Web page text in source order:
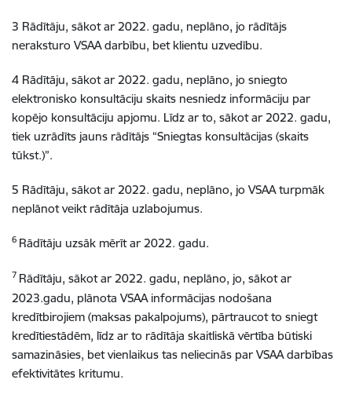
3 Rādītāju, sākot ar 2022. gadu, neplāno, jo rādītājs
neraksturo VSAA darbību, bet klientu uzvedību.
4 Rādītāju, sākot ar 2022. gadu, neplāno, jo sniegto
elektronisko konsultāciju skaits nesniedz informāciju par
kopējo konsultāciju apjomu. Līdz ar to, sākot ar 2022. gadu,
tiek uzrādīts jauns rādītājs “Sniegtas konsultācijas (skaits
tūkst.)”.
5 Rādītāju, sākot ar 2022. gadu, neplāno, jo VSAA turpmāk
neplānot veikt rādītāja uzlabojumus.
6 Rādītāju uzsāk mērīt ar 2022. gadu.
7 Rādītāju, sākot ar 2022. gadu, neplāno, jo, sākot ar
2023.gadu, plānota VSAA informācijas nodošana
kredītbirojiem (maksas pakalpojums), pārtraucot to sniegt
kredītiestādēm, līdz ar to rādītāja skaitliskā vērtība būtiski
samazināsies, bet vienlaikus tas neliecinās par VSAA darbības
efektivitātes kritumu.